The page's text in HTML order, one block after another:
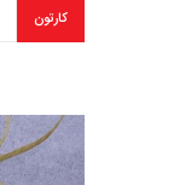
کارتون